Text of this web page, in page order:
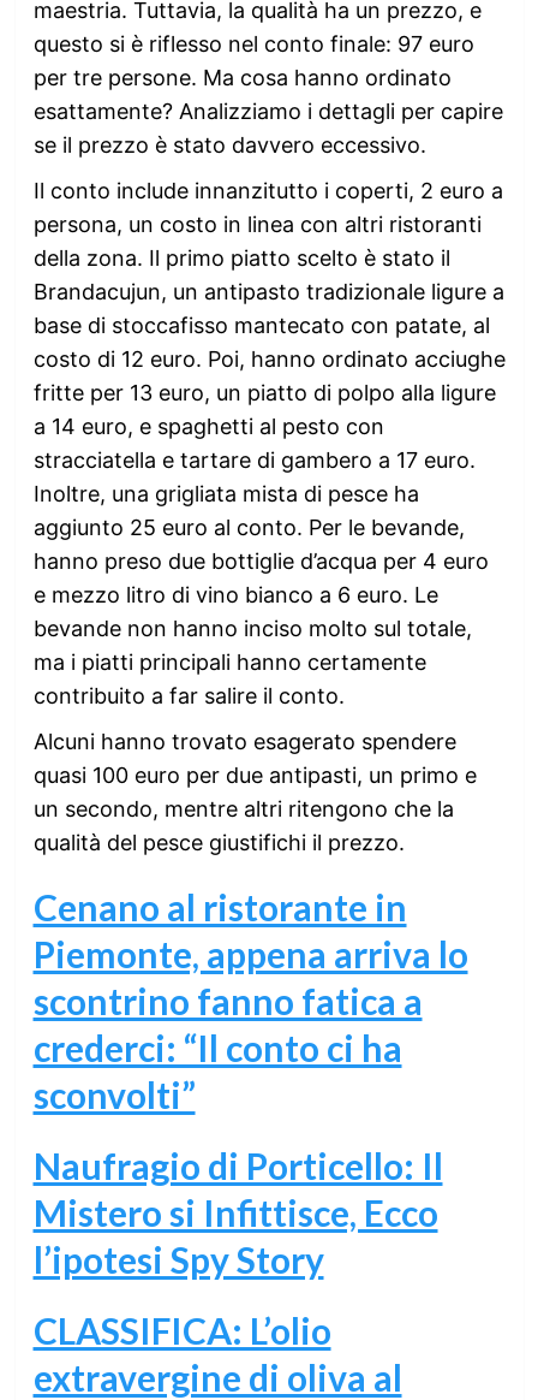
maestria. Tuttavia, la qualità ha un prezzo, e
questo si è riflesso nel conto finale: 97 euro
per tre persone. Ma cosa hanno ordinato
esattamente? Analizziamo i dettagli per capire
se il prezzo è stato davvero eccessivo.
Il conto include innanzitutto i coperti, 2 euro a
persona, un costo in linea con altri ristoranti
della zona. Il primo piatto scelto è stato il
Brandacujun, un antipasto tradizionale ligure a
base di stoccafisso mantecato con patate, al
costo di 12 euro. Poi, hanno ordinato acciughe
fritte per 13 euro, un piatto di polpo alla ligure
a 14 euro, e spaghetti al pesto con
stracciatella e tartare di gambero a 17 euro.
Inoltre, una grigliata mista di pesce ha
aggiunto 25 euro al conto. Per le bevande,
hanno preso due bottiglie d’acqua per 4 euro
e mezzo litro di vino bianco a 6 euro. Le
bevande non hanno inciso molto sul totale,
ma i piatti principali hanno certamente
contribuito a far salire il conto.
Alcuni hanno trovato esagerato spendere
quasi 100 euro per due antipasti, un primo e
un secondo, mentre altri ritengono che la
qualità del pesce giustifichi il prezzo.
Cenano al ristorante in
Piemonte, appena arriva lo
scontrino fanno fatica a
crederci: “Il conto ci ha
sconvolti”
Naufragio di Porticello: Il
Mistero si Infittisce, Ecco
l’ipotesi Spy Story
CLASSIFICA: L’olio
extravergine di oliva al